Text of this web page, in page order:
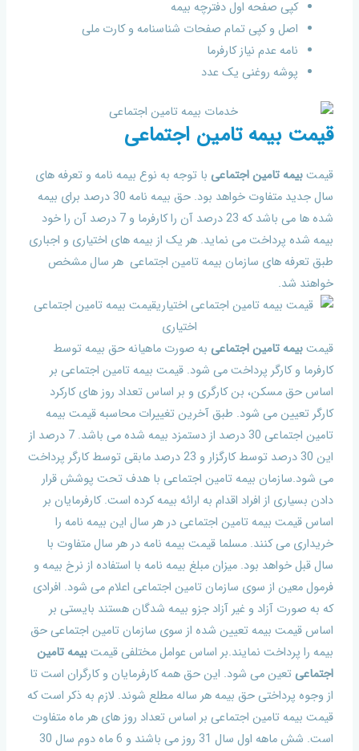
کپی صفحه اول دفترچه بیمه
اصل و کپی تمام صفحات شناسنامه و کارت ملی
نامه عدم نیاز کارفرما
پوشه روغنی یک عدد
قیمت بیمه تامین اجتماعی
قیمتبیمه تامین اجتماعی با توجه به نوع بیمه نامه و تعرفه های
سال جدید متفاوت خواهد بود. حق بیمه نامه 30 درصد برای بیمه
شده ها می باشد که 23 درصد آن را کارفرما و 7 درصد آن را خود
بیمه شده پرداخت می نماید. هر یک از بیمه های اختیاری و اجباری
طبق تعرفه های سازمان بیمه تامین اجتماعی هر سال مشخص
خواهند شد.
قیمتبیمه تامین اجتماعی به صورت ماهیانه حق بیمه توسط
کارفرما و کارگر پرداخت می شود. قیمت بیمه تامین اجتماعی بر
اساس حق مسکن، بن کارگری و بر اساس تعداد روز های کارکرد
کارگر تعیین می شود. طبق آخرین تغییرات محاسبه قیمت بیمه
تامین اجتماعی 30 درصد از دستمزد بیمه شده می باشد. 7 درصد از
این 30 درصد توسط کارگزار و 23 درصد مابقی توسط کارگر پرداخت
می شود.سازمان بیمه تامین اجتماعی با هدف تحت پوشش قرار
دادن بسیاری از افراد اقدام به ارائه بیمه کرده است. کارفرمایان بر
اساس قیمت بیمه تامین اجتماعی در هر سال این بیمه نامه را
خریداری می کنند. مسلما قیمت بیمه نامه در هر سال متفاوت با
سال قبل خواهد بود. میزان مبلغ بیمه نامه با استفاده از نرخ بیمه و
فرمول معین از سوی سازمان تامین اجتماعی اعلام می شود. افرادی
که به صورت آزاد و غیر آزاد جزو بیمه شدگان هستند بایستی بر
اساس قیمت بیمه تعیین شده از سوی سازمان تامین اجتماعی حق
بیمه را پرداخت نمایند.بر اساس عوامل مختلفی قیمتبیمه تامین
اجتماعی تعین می شود. این حق همه کارفرمایان و کارگران است تا
از وجوه پرداختی حق بیمه هر ساله مطلع شوند. لازم به ذکر است که
قیمت بیمه تامین اجتماعی بر اساس تعداد روز های هر ماه متفاوت
است. شش ماهه اول سال 31 روز می باشند و 6 ماه دوم سال 30